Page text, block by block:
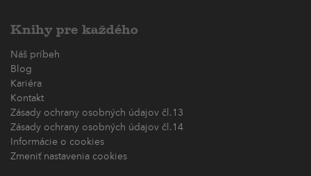
Knihy pre každého
Náš príbeh
Blog
Kariéra
Kontakt
Zásady ochrany osobných údajov čl.13
Zásady ochrany osobných údajov čl.14
Informácie o cookies
Zmeniť nastavenia cookies